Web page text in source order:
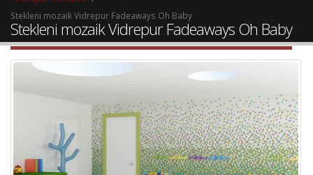
Stekleni mozaik Vidrepur Fadeaways Oh Baby
Stekleni mozaik Vidrepur Fadeaways Oh Baby